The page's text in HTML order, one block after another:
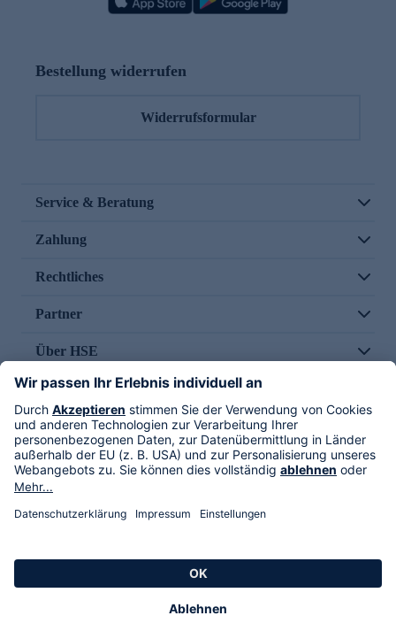
Bestellung widerrufen
Widerrufsformular
Service & Beratung
Zahlung
Rechtliches
Partner
Über HSE
Im TV
HSE International